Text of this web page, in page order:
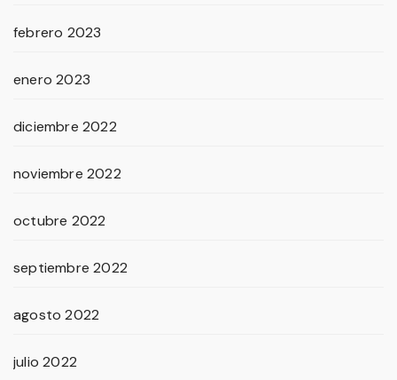
febrero 2023
enero 2023
diciembre 2022
noviembre 2022
octubre 2022
septiembre 2022
agosto 2022
julio 2022